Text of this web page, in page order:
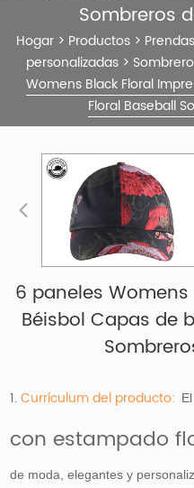
Sombreros
Hogar > Productos >
personalizadas>
Womens Black Floral
Floral Baseball
6 paneles
Béisbol Capas de
1.Currículum del producto: El
con estampado
de moda, elegantes y